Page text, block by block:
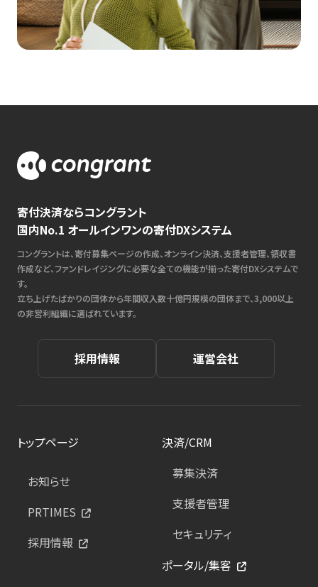
寄付決済ならコングラント
国内No.1 オールインワンの寄付DXシステム
コングラントは、寄付募集ページの作成、オンライン決済、支援者管理、領収書
作成など、ファンドレイジングに必要な全ての機能が揃った寄付DXシステムで
す。
立ち上げたばかりの団体から年間収入数十億円規模の団体まで、3,000以上
の非営利組織に選ばれています。
採用情報 運営会社
トップページ
お知らせ
PRTIMES
採用情報
決済/CRM
募集決済
支援者管理
セキュリティ
ポータル/集客